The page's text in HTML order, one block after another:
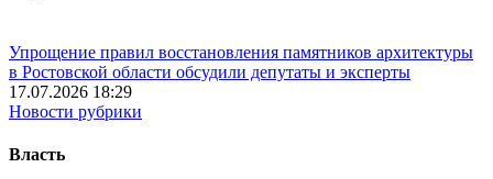
Упрощение правил восстановления памятников архитектуры
в Ростовской области обсудили депутаты и эксперты
17.07.2026 18:29
Новости рубрики
Власть